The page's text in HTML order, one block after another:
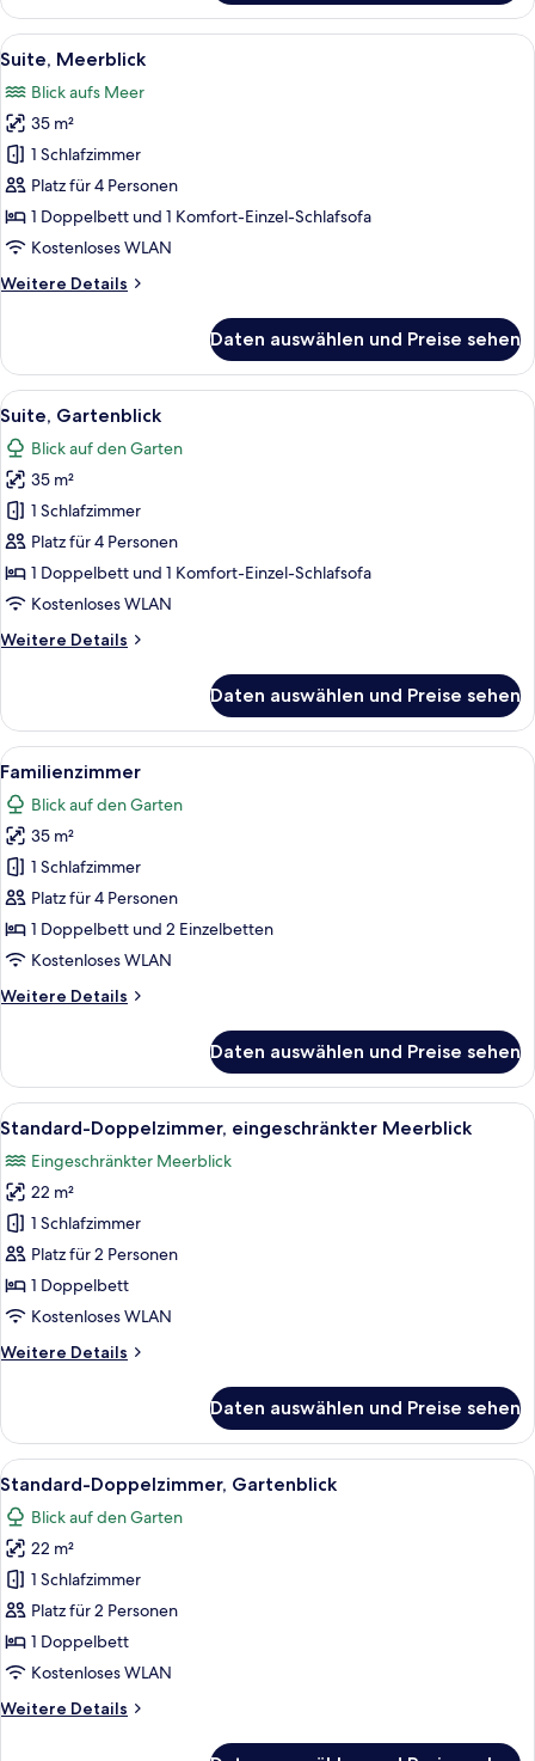
Zimmer,
Meerblick
Alle
Fotos
für
Suite,
Meerblick
anzeigen
Ein modernes Badezimmer mit einer
30
Suite, Meerblick
Blick aufs Meer
35 m²
1 Schlafzimmer
Platz für 4 Personen
1 Doppelbett und 1 Komfort-Einzel-Schlafsofa
Kostenloses WLAN
Weitere Details
Weitere
Meerblick
Daten auswählen und Preise sehen
Alle
Fotos
für
Suite,
Gartenblick
anzeigen
Ein modernes Badezimmer mit einer
20
Suite, Gartenblick
Blick auf den Garten
35 m²
1 Schlafzimmer
Platz für 4 Personen
1 Doppelbett und 1 Komfort-Einzel-Schlafsofa
Kostenloses WLAN
Weitere Details
Weitere
Gartenblick
Daten auswählen und Preise sehen
Alle
Fotos
für
Familienzimmer
anzeigen
Ein Hotelzimmer mit Bett,
18
Familienzimmer
Blick auf den Garten
35 m²
1 Schlafzimmer
Platz für 4 Personen
1 Doppelbett und 2 Einzelbetten
Kostenloses WLAN
Weitere Details
Weitere
Daten auswählen und Preise sehen
Alle
Fotos
für
Standard-
Doppelzimmer,
eingeschränkter
Meerblick
anzeigen
Ein modernes Hotelzimmer mit
19
Standard-Doppelzimmer, eingeschränkter Meerblick
Eingeschränkter Meerblick
22 m²
1 Schlafzimmer
Platz für 2 Personen
1 Doppelbett
Kostenloses WLAN
Weitere Details
Weitere
Doppelzimmer,
eingeschränkter
Meerblick
Daten auswählen und Preise sehen
Alle
Fotos
für
Standard-
Doppelzimmer,
Gartenblick
anzeigen
Ein moderner Balkon mit
22
Standard-Doppelzimmer, Gartenblick
Blick auf den Garten
22 m²
1 Schlafzimmer
Platz für 2 Personen
1 Doppelbett
Kostenloses WLAN
Weitere Details
Weitere